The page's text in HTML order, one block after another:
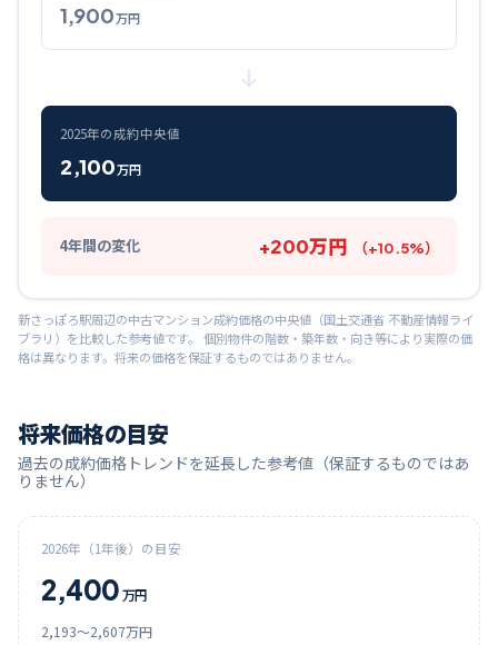
1,900万円
2025年の成約中央値
2,100万円
4年間の変化 +200万円 （+10.5%）
新さっぽろ駅周辺の中古マンション成約価格の中央値（国土交通省 不動産情報ライ
ブラリ）を比較した参考値です。 個別物件の階数・築年数・向き等により実際の価
格は異なります。将来の価格を保証するものではありません。
将来価格の目安
過去の成約価格トレンドを延長した参考値（保証するものではあ
りません）
2026年（1年後）の目安
2,400 万円
2,193〜2,607万円